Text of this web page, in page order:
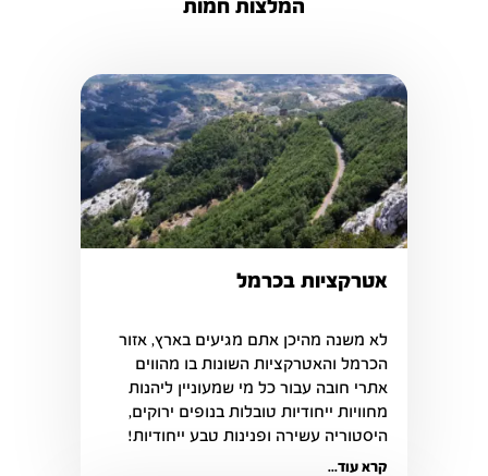
המלצות חמות
אטרקציות בכרמל
היסטוריה עשירה ופנינות טבע ייחודיות!
קרא עוד...